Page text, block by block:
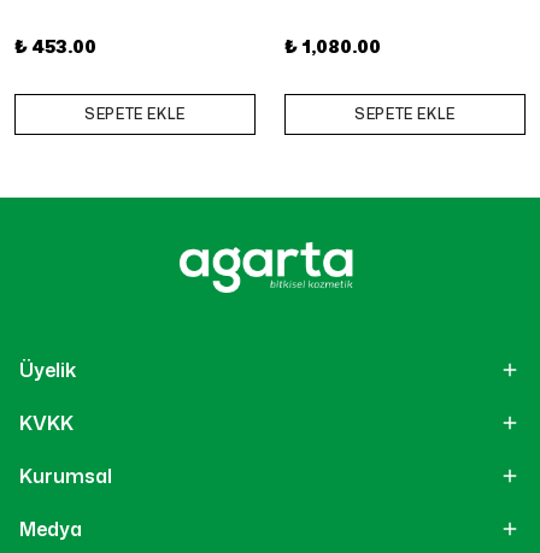
₺ 453.00
SEPETE EKLE
₺ 1,080.00
SEPETE EKLE
Üyelik
KVKK
Kurumsal
Medya